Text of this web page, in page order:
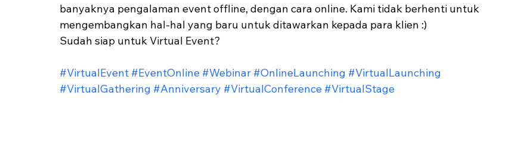
banyaknya pengalaman event offline, dengan cara online. Kami tidak berhenti untuk
mengembangkan hal-hal yang baru untuk ditawarkan kepada para klien :)
Sudah siap untuk Virtual Event?
#VirtualEvent #EventOnline #Webinar #OnlineLaunching #VirtualLaunching
#VirtualGathering #Anniversary #VirtualConference #VirtualStage